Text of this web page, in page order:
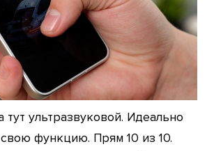
тут ультразвуковой. Идеально
функцию. Прям 10 из 10.